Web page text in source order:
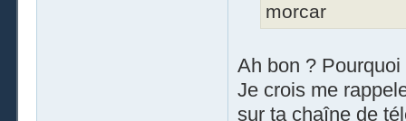
morcar
Ah bon ? Pourquoi
Je crois me
sur ta chaîne de